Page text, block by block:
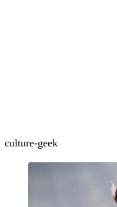
culture-geek